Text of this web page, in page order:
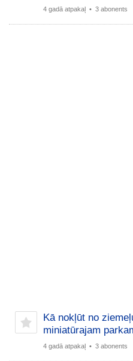
4 gadā atpakaļ • 3 abonents
Kā nokļūt no
miniatūrajam
4 gadā atpakaļ • 3 abonents